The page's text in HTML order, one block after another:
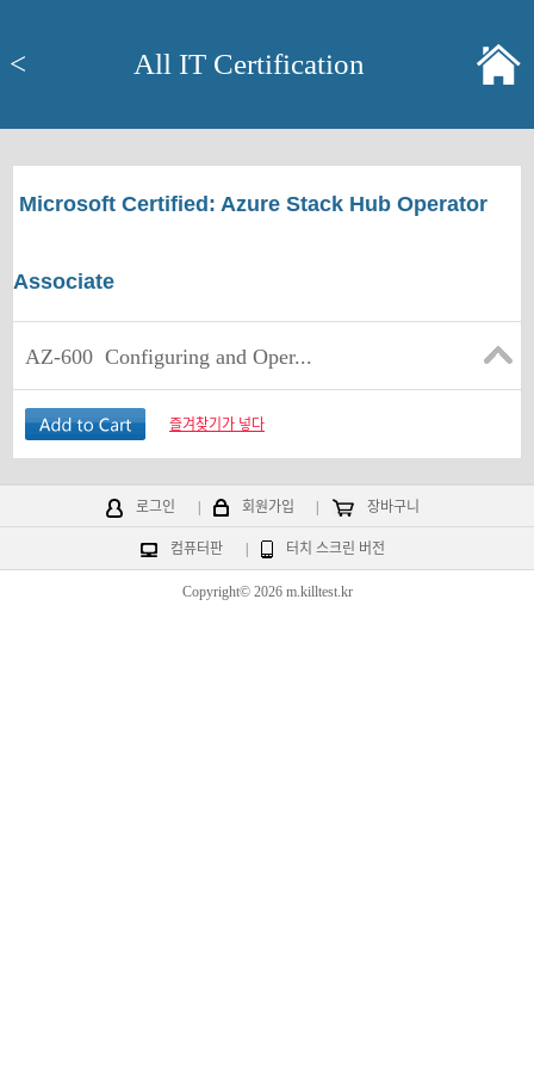
< All IT Certification
Microsoft Certified: Azure Stack Hub Operator
Associate
AZ-600 Configuring and Oper...
즐겨찾기가 넣다
로그인 회원가입 장바구니
컴퓨터판 터치 스크린 버전
Copyright© 2026 m.killtest.kr